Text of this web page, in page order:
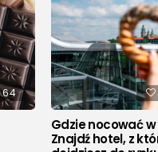
64
Gdzie nocować
Znajdź hotel, z